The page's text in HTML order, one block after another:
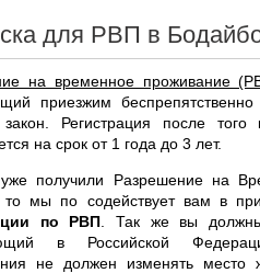
для РВП в
на временное проживание
приезжим
Регистрация после
на срок от 1 года до 3 лет.
получили Разрешение на
то мы по содействует вам в
по РВП . Так же вы
в Российской
не должен изменять место